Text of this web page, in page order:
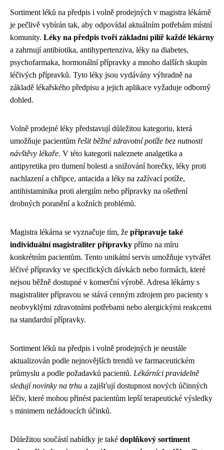
Sortiment léků na předpis i volně prodejných v magistra lékárně
je pečlivě vybírán tak, aby odpovídal aktuálním potřebám místní
komunity. Léky na předpis tvoří základní pilíř každé lékárny
a zahrnují antibiotika, antihypertenziva, léky na diabetes,
psychofarmaka, hormonální přípravky a mnoho dalších skupin
léčivých přípravků. Tyto léky jsou vydávány výhradně na
základě lékařského předpisu a jejich aplikace vyžaduje odborný
dohled.
Volně prodejné léky představují důležitou kategoriu, která
umožňuje pacientům řešit běžné zdravotní potíže bez nutnosti
návštěvy lékaře. V této kategorii naleznete analgetika a
antipyretika pro tlumení bolesti a snižování horečky, léky proti
nachlazení a chřipce, antacida a léky na zažívací potíže,
antihistaminika proti alergiím nebo přípravky na ošetření
drobných poranění a kožních problémů.
Magistra lékárna se vyznačuje tím, že připravuje také
individuální magistraliter přípravky přímo na míru
konkrétním pacientům. Tento unikátní servis umožňuje vytvářet
léčivé přípravky ve specifických dávkách nebo formách, které
nejsou běžně dostupné v komerční výrobě. Adresa lékárny s
magistraliter přípravou se stává cenným zdrojem pro pacienty s
neobvyklými zdravotními potřebami nebo alergickými reakcemi
na standardní přípravky.
Sortiment léků na předpis i volně prodejných je neustále
aktualizován podle nejnovějších trendů ve farmaceutickém
průmyslu a podle požadavků pacientů. Lékárníci pravidelně
sledují novinky na trhu a zajišťují dostupnost nových účinných
léčiv, které mohou přinést pacientům lepší terapeutické výsledky
s minimem nežádoucích účinků.
Důležitou součástí nabídky je také doplňkový sortiment